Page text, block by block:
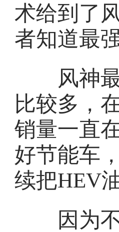
术给到了
者知道最
风神最
比较多，
销量一直
好节能车
续把HEV
因为不